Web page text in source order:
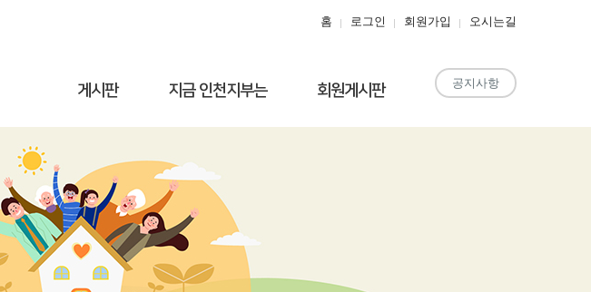
홈 로그인 회원가입 오시는길
게시판 지금 인천지부는 회원게시판 공지사항